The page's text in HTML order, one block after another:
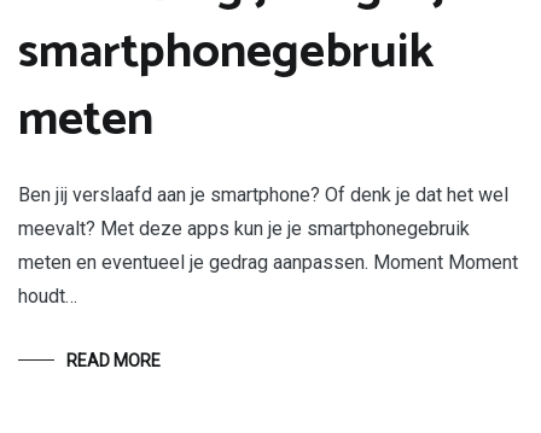
smartphonegebruik
meten
Ben jij verslaafd aan je smartphone? Of denk je dat het wel
meevalt? Met deze apps kun je je smartphonegebruik
meten en eventueel je gedrag aanpassen. Moment Moment
houdt…
READ MORE